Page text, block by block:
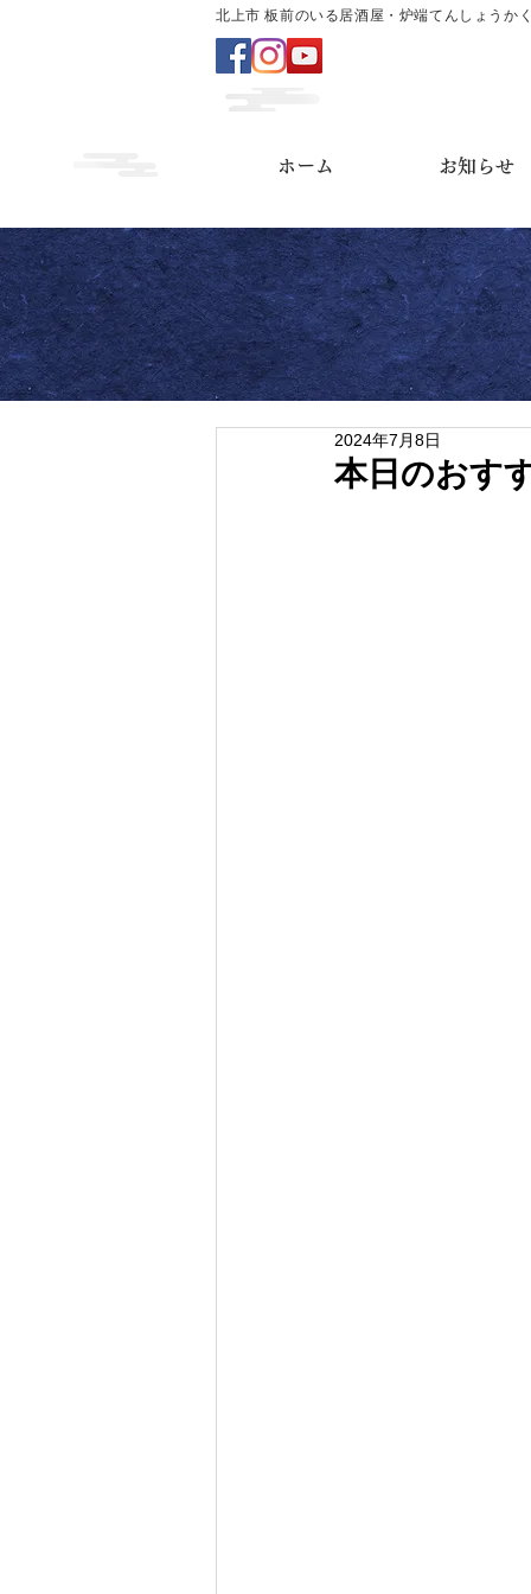
北上市 板前のいる居酒屋・炉端てんしょうか
ホーム お知らせ
本日のおす
2024年7月8日